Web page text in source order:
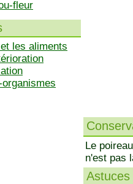
fleur
les aliments
Le
n'est pas
Astuces